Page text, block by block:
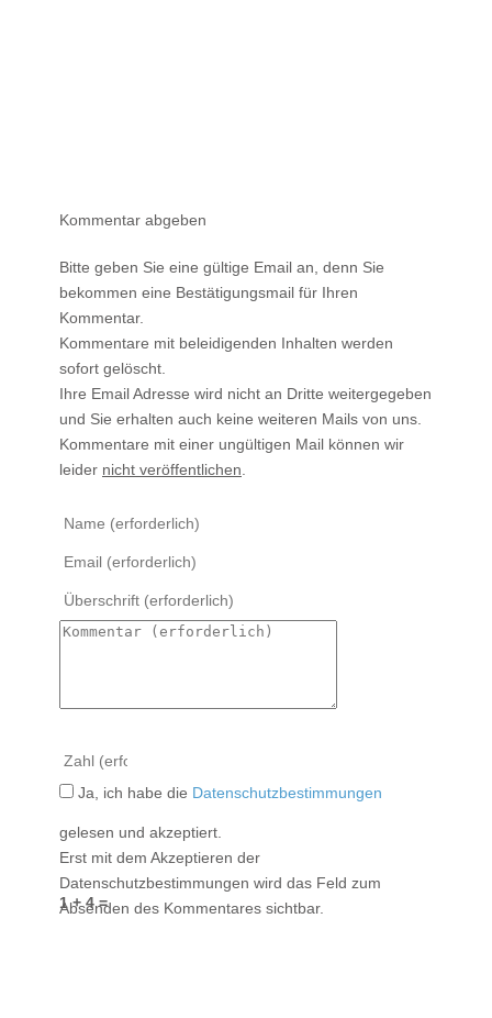
Kommentar abgeben
Bitte geben Sie eine gültige Email an, denn Sie
bekommen eine Bestätigungsmail für Ihren
Kommentar.
Kommentare mit beleidigenden Inhalten werden
sofort gelöscht.
Ihre Email Adresse wird nicht an Dritte weitergegeben
und Sie erhalten auch keine weiteren Mails von uns.
Kommentare mit einer ungültigen Mail können wir
leider nicht veröffentlichen
1 + 4 =
Ja, ich habe die Datenschutzbestimmungen
gelesen und akzeptiert.
Erst mit dem Akzeptieren der
Datenschutzbestimmungen wird das Feld zum
Absenden des Kommentares sichtbar.